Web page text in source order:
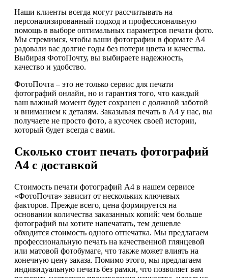
Наши клиенты всегда могут рассчитывать на
персонализированный подход и профессиональную
помощь в выборе оптимальных параметров печати фото.
Мы стремимся, чтобы ваши фотографии в формате А4
радовали вас долгие годы без потери цвета и качества.
Выбирая ФотоПочту, вы выбираете надежность,
качество и удобство.
ФотоПочта – это не только сервис для печати
фотографий онлайн, но и гарантия того, что каждый
ваш важный момент будет сохранен с должной заботой
и вниманием к деталям. Заказывая печать в А4 у нас, вы
получаете не просто фото, а кусочек своей истории,
который будет всегда с вами.
Сколько стоит печать фотографий
А4 с доставкой
Стоимость печати фотографий А4 в нашем сервисе
«ФотоПочта» зависит от нескольких ключевых
факторов. Прежде всего, цена формируется на
основании количества заказанных копий: чем больше
фотографий вы хотите напечатать, тем дешевле
обходится стоимость одного отпечатка. Мы предлагаем
профессиональную печать на качественной глянцевой
или матовой фотобумаге, что также может влиять на
конечную цену заказа. Помимо этого, мы предлагаем
индивидуальную печать без рамки, что позволяет вам